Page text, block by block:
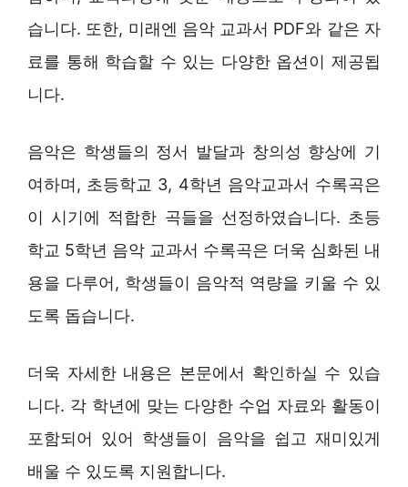
습니다. 또한, 미래엔 음악 교과서 PDF와 같은 자
료를 통해 학습할 수 있는 다양한 옵션이 제공됩
니다.
음악은 학생들의 정서 발달과 창의성 향상에 기
여하며, 초등학교 3, 4학년 음악교과서 수록곡은
이 시기에 적합한 곡들을 선정하였습니다. 초등
학교 5학년 음악 교과서 수록곡은 더욱 심화된 내
용을 다루어, 학생들이 음악적 역량을 키울 수 있
도록 돕습니다.
더욱 자세한 내용은 본문에서 확인하실 수 있습
니다. 각 학년에 맞는 다양한 수업 자료와 활동이
포함되어 있어 학생들이 음악을 쉽고 재미있게
배울 수 있도록 지원합니다.